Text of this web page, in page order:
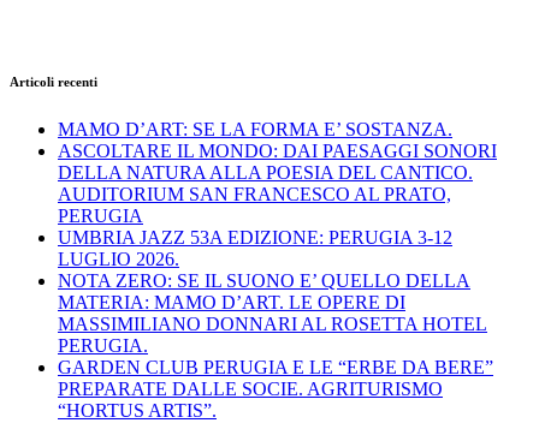
Articoli recenti
MAMO D’ART: SE LA FORMA E’ SOSTANZA.
ASCOLTARE IL MONDO: DAI PAESAGGI SONORI
DELLA NATURA ALLA POESIA DEL CANTICO.
AUDITORIUM SAN FRANCESCO AL PRATO,
PERUGIA
UMBRIA JAZZ 53A EDIZIONE: PERUGIA 3-12
LUGLIO 2026.
NOTA ZERO: SE IL SUONO E’ QUELLO DELLA
MATERIA: MAMO D’ART. LE OPERE DI
MASSIMILIANO DONNARI AL ROSETTA HOTEL
PERUGIA.
GARDEN CLUB PERUGIA E LE “ERBE DA BERE”
PREPARATE DALLE SOCIE. AGRITURISMO
“HORTUS ARTIS”.